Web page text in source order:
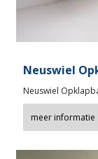
Neuswiel
Neuswiel
meer informatie